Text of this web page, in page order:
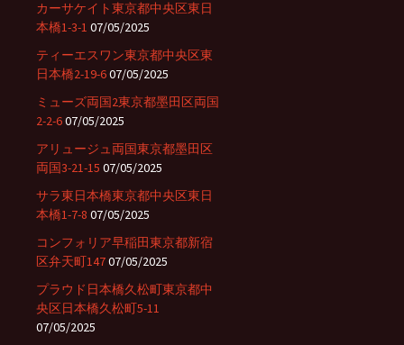
カーサケイト東京都中央区東日
本橋1-3-1 07/05/2025
ティーエスワン東京都中央区東
日本橋2-19-607/05/2025
ミューズ両国2東京都墨田区両国
2-2-607/05/2025
アリュージュ両国東京都墨田区
両国3-21-15 07/05/2025
サラ東日本橋東京都中央区東日
本橋1-7-8 07/05/2025
コンフォリア早稲田東京都新宿
区弁天町14707/05/2025
プラウド日本橋久松町東京都中
央区日本橋久松町5-11
07/05/2025